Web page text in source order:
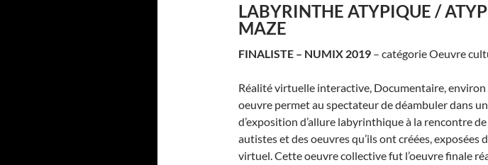
LABYRINTHE ATYPIQUE /
MAZE
FINALISTE – NUMIX 2019 – catégorie Oeuvre
Réalité virtuelle interactive, Documentaire,
oeuvre permet au spectateur de déambuler dans
d’exposition d’allure labyrinthique à la rencontre
autistes et des oeuvres qu’ils ont créées, exposées
virtuel. Cette oeuvre collective fut l’oeuvre finale